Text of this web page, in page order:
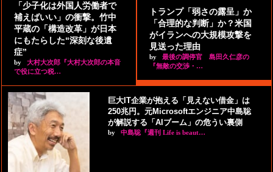
「少子化は外国人労働者で
補えばいい」の衝撃。竹中
平蔵の「構造改革」が日本
にもたらした“深刻な後遺
症”
by
大村大次郎『大村大次郎の本音
で役に立つ税…
トランプ「弱さの露呈」か
「合理的な判断」か？米国
がイランへの大規模攻撃を
見送った理由
by
最後の調停官 島田久仁彦の
『無敵の交渉・…
巨大IT企業が抱える「見えない借金」は
250兆円。元Microsoftエンジニア中島聡
が解説する「AIブーム」の危うい裏側
by 中島聡『週刊 Life is beaut…